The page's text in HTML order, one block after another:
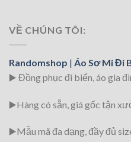
VỀ CHÚNG TÔI:
Randomshop | Áo Sơ Mi Đi
▶️ Đồng phục đi biển, áo gia
▶️Hàng có sẵn, giá gốc tận
▶️Mẫu mã đa dạng, đầy đủ